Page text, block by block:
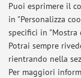
Puoi esprimere il
in "Personalizza
specifici in "Mostra
Potrai sempre
rientrando nella
Per maggiori
Area riservata
Accedi tramite login